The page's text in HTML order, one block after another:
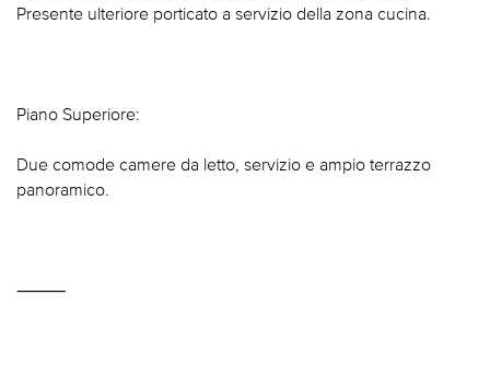
Presente ulteriore porticato a servizio della zona cucina.
Piano Superiore:
Due comode camere da letto, servizio e ampio terrazzo
panoramico.
⸻